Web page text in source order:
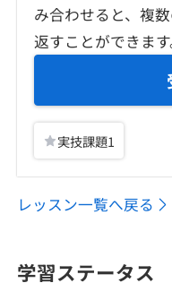
み合わせると、複
返すことができます
実技課題1
レッスン一覧へ戻る
学習ステータス